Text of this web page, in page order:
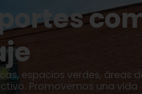
espacios verdes, áreas
Promovemos una vida